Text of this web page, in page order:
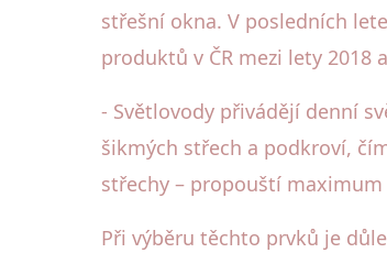
střešní okna. V posledních
produktů v ČR mezi lety 2018
- Světlovody přivádějí denní
šikmých střech a podkroví,
střechy – propouští
Při výběru těchto prvků je